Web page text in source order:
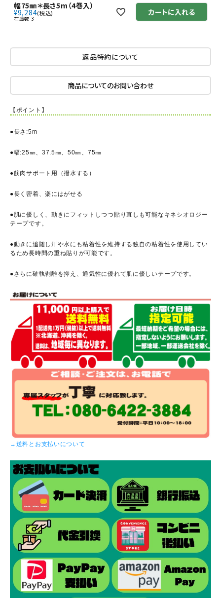
幅75㎜＊長さ5m（4巻入）
¥9,284 税込
在庫数 3
カートに入れる
返品特約について
商品についてのお問い合わせ
【ポイント】
●長さ:5m
●幅:25㎜、37.5㎜、50㎜、75㎜
●筋肉サポート用（撥水する）
●長く密着、楽にはがせる
●肌に優しく、動きにフィットしつつ貼り直しも可能なキネシオロジー
テープです。
●動きに追随し汗や水にも粘着性を維持する独自の粘着性を使用してい
るため長時間の重ね貼りが可能です。
●さらに確執剥離を抑え、通気性に優れて肌に優しいテープです。
→送料とお支払いについて